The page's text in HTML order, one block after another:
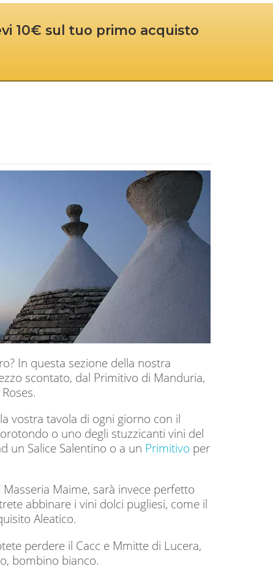
10€ sul tuo primo acquisto
In questa sezione della nostra
scontato, dal Primitivo di Manduria,
vostra tavola di ogni giorno con il
o uno degli stuzzicanti vini del
un Salice Salentino o a un Primitivo per
Maime, sarà invece perfetto
abbinare i vini dolci pugliesi, come il
Aleatico.
perdere il Cacc e Mmitte di Lucera,
bombino bianco.